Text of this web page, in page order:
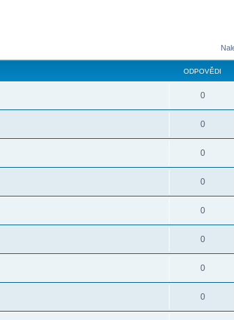
ODPOVĚDI
0
0
0
0
0
0
0
0